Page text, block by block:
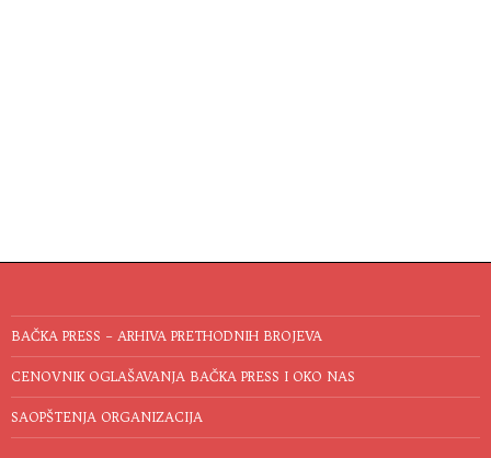
BAČKA PRESS – ARHIVA PRETHODNIH BROJEVA
CENOVNIK OGLAŠAVANJA BAČKA PRESS I OKO NAS
SAOPŠTENJA ORGANIZACIJA